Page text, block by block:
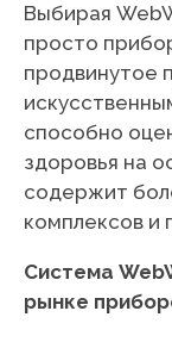
Выбирая
просто
продвинутое
способно
здоровья на
содержит
комплексов и
Система
рынке